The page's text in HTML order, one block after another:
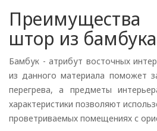
штор из бамбука
Бамбук - атрибут восточных
из данного материала поможет
перегрева, а предметы
характеристики позволяют
проветриваемых помещениях с